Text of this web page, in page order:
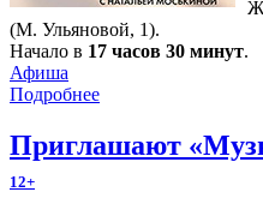
(М. Ульяновой, 1).
Начало в 17 часов 30 минут.
Афиша
Подробнее
Приглашают
12+